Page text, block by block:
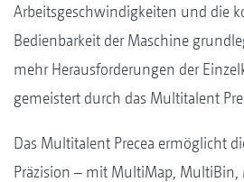
Arbeitsgeschwindigkeiten und die
Bedienbarkeit der Maschine
mehr Herausforderungen der
gemeistert durch das Multitalent
Das Multitalent Precea ermöglicht
Präzision – mit MultiMap,